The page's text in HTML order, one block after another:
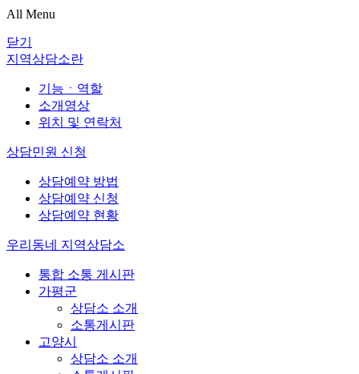
All Menu
닫기
지역상담소란
기능ㆍ역할
소개영상
위치 및 연락처
상담민원 신청
상담예약 방법
상담예약 신청
상담예약 현황
우리동네 지역상담소
통합 소통 게시판
가평군
상담소 소개
소통게시판
고양시
상담소 소개